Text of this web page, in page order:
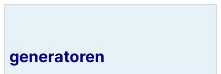
generatoren